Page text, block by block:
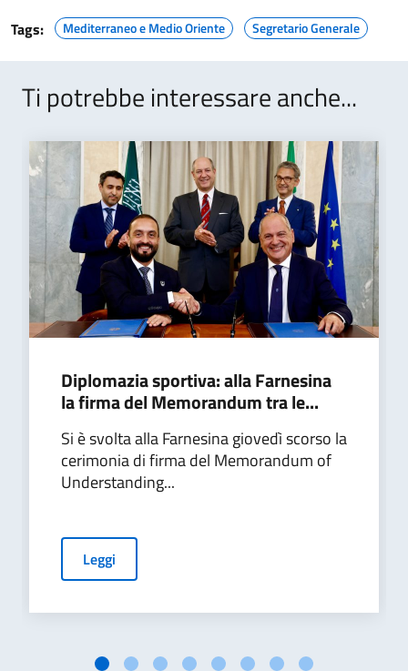
Tags:
Mediterraneo e Medio Oriente Segretario Generale
Ti potrebbe interessare anche...
Diplomazia sportiva: alla Farnesina
la firma del Memorandum tra le...
Si è svolta alla Farnesina giovedì scorso la
cerimonia di firma del Memorandum of
Understanding...
Leggi